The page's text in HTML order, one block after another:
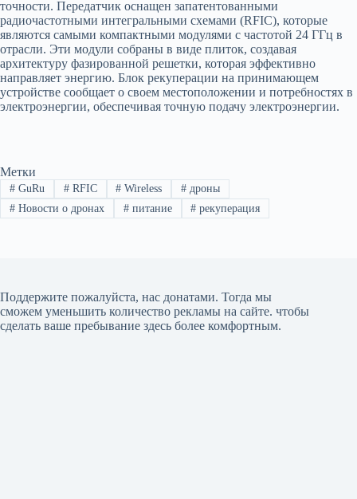
точности. Передатчик оснащен запатентованными
радиочастотными интегральными схемами (RFIC), которые
являются самыми компактными модулями с частотой 24 ГГц в
отрасли. Эти модули собраны в виде плиток, создавая
архитектуру фазированной решетки, которая эффективно
направляет энергию. Блок рекуперации на принимающем
устройстве сообщает о своем местоположении и потребностях в
электроэнергии, обеспечивая точную подачу электроэнергии.
Метки
#GuRu #RFIC # Wireless # дроны
#Новости о дронах #питание # рекуперация
Поддержите пожалуйста, нас донатами. Тогда мы
сможем уменьшить количество рекламы на сайте. чтобы
сделать ваше пребывание здесь более комфортным.